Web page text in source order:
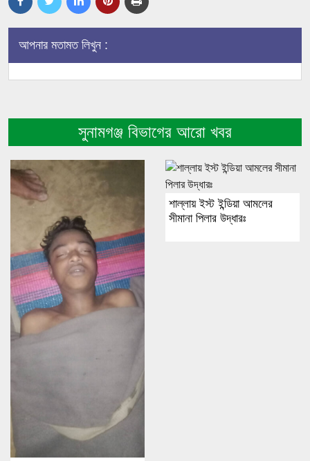
আপনার মতামত লিখুন :
সুনামগঞ্জ বিভাগের আরো খবর
শাল্লায় ইস্ট ইন্ডিয়া আমলের
সীমানা পিলার উদ্ধারঃ